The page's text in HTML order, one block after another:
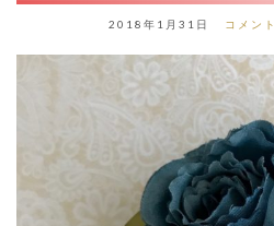
2018年1月31日 コメン